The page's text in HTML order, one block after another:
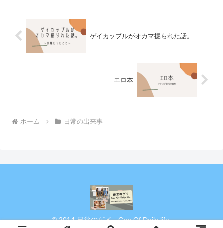
ゲイカップルがオカマ掘られた話。
エロ本
ホーム 日常の出来事
© 2014 日常のゲイ Gay Of Daily life.